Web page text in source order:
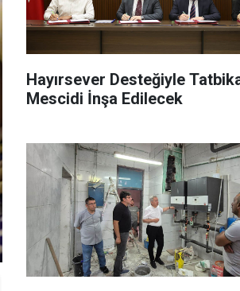
Hayırsever Desteğiyle
Mescidi İnşa Edilecek